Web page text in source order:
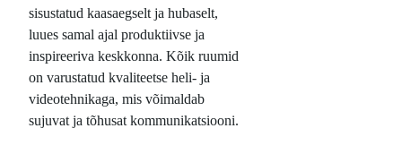
sisustatud kaasaegselt ja hubaselt,
luues samal ajal produktiivse ja
inspireeriva keskkonna. Kõik ruumid
on varustatud kvaliteetse heli- ja
videotehnikaga, mis võimaldab
sujuvat ja tõhusat kommunikatsiooni.